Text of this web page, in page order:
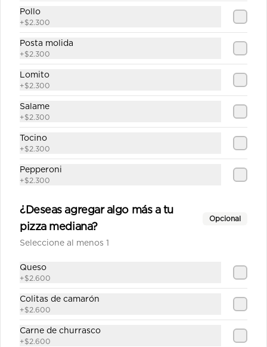
Salsa de tomate casera, queso,
jamón, palmitos, choclo, alcachofa,
La huerta mediana
choclo, pimentón, orégano.
Pollo
+$2.300
Posta molida
+$2.300
Lomito
+$2.300
Salame
+$2.300
Tocino
+$2.300
Pepperoni
+$2.300
¿Deseas agregar algo más a tu
pizza mediana?
Opcional
Seleccione al menos 1
Queso
+$2.600
Colitas de camarón
+$2.600
Carne de churrasco
+$2.600